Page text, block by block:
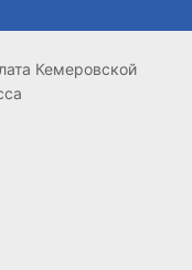
Кемеровской